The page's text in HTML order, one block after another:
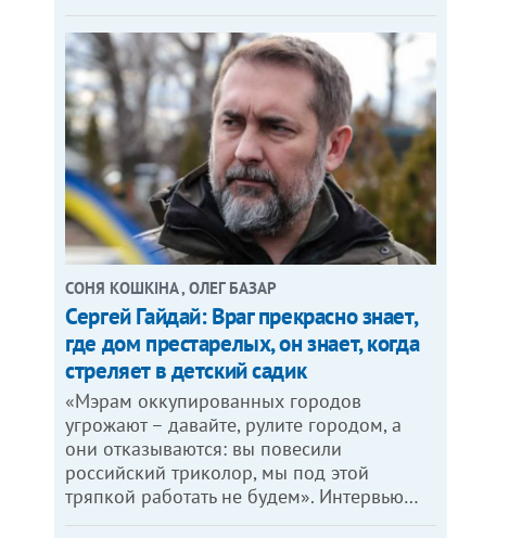
СОНЯ КОШКІНА , ОЛЕГ БАЗАР
Сергей Гайдай: Враг прекрасно знает,
где дом престарелых, он знает, когда
стреляет в детский садик
«Мэрам оккупированных городов
угрожают – давайте, рулите городом, а
они отказываются: вы повесили
российский триколор, мы под этой
тряпкой работать не будем». Интервью…